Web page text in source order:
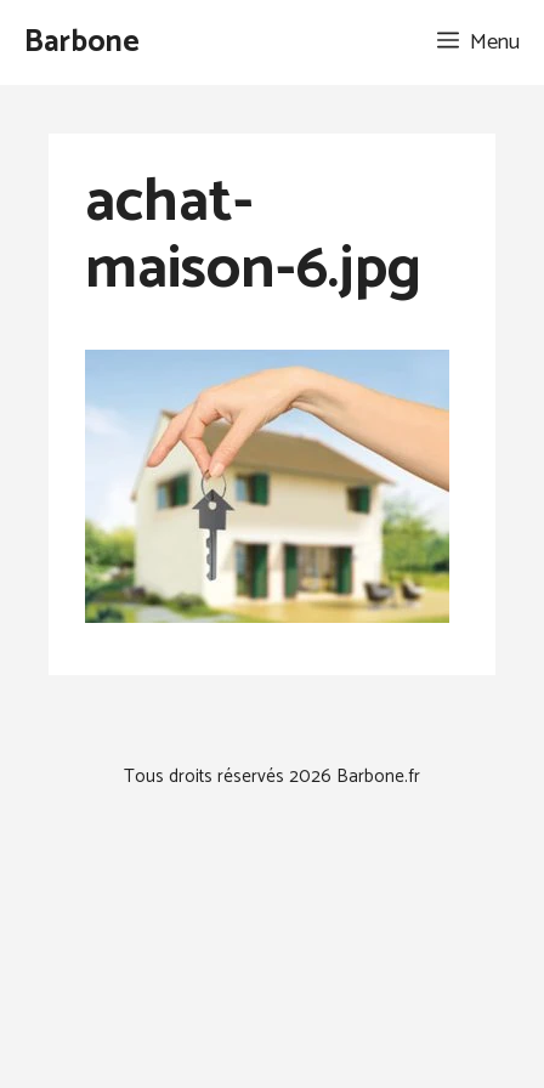
AllerBarbone Menu
achat-
maison-6.jpg
Tous droits réservés 2026 Barbone.fr